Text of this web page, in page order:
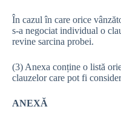
În cazul în care orice
s-a negociat individual o
revine sarcina probei.
(3) Anexa conține o listă
clauzelor care pot fi
ANEXĂ